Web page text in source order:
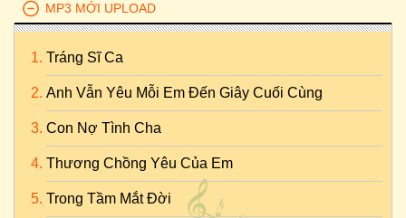
MP3 MỚI UPLOAD
Tráng Sĩ Ca
Anh Vẫn Yêu Mỗi Em Đến Giây Cuối Cùng
Con Nợ Tình Cha
Thương Chồng Yêu Của Em
Trong Tầm Mắt Đời